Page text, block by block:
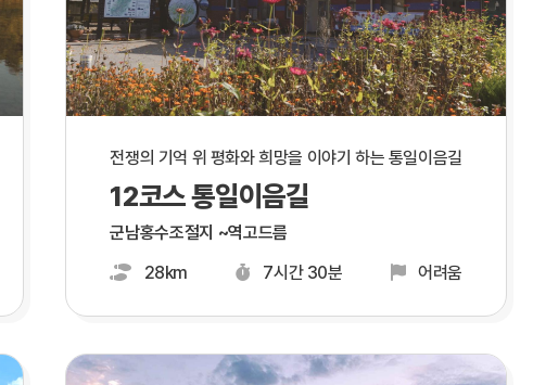
전쟁의 기억 위 평화와 희망을 이야기 하는 통일이음길
12코스 통일이음길
군남홍수조절지 ~역고드름
28km
7시간 30분 어려움